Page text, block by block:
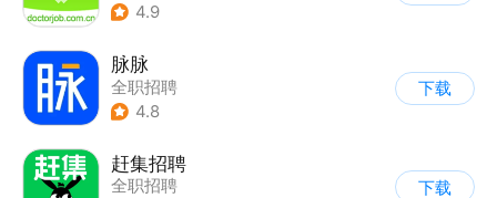
4.9
脉脉
全职招聘
4.8
下载
赶集招聘
全职招聘
下载